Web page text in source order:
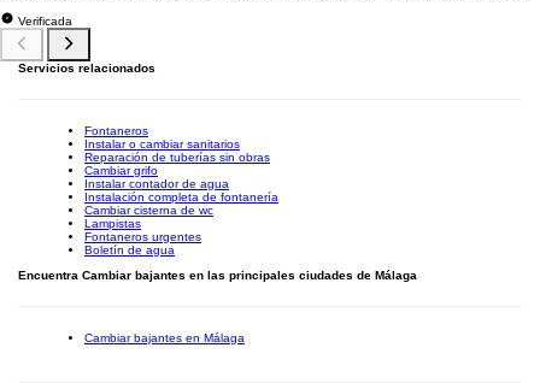
Verificada
Servicios relacionados
Fontaneros
Instalar o cambiar sanitarios
Reparación de tuberías sin obras
Cambiar grifo
Instalar contador de agua
Instalación completa de fontanería
Cambiar cisterna de wc
Lampistas
Fontaneros urgentes
Boletín de agua
Encuentra Cambiar bajantes en las principales ciudades de Málaga
Cambiar bajantes en Málaga